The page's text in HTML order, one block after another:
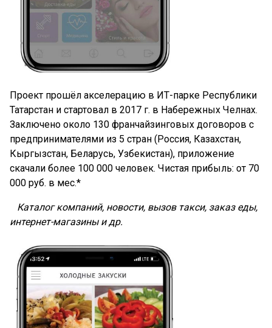
Проект прошёл акселерацию в ИТ-парке Республики
Татарстан и стартовал в 2017 г. в Набережных Челнах.
Заключено около 130 франчайзинговых договоров с
предпринимателями из 5 стран (Россия, Казахстан,
Кыргызстан, Беларусь, Узбекистан), приложение
скачали более 100 000 человек. Чистая прибыль: от 70
000 руб. в мес.*
Каталог компаний, новости, вызов такси, заказ еды,
интернет-магазины и др.